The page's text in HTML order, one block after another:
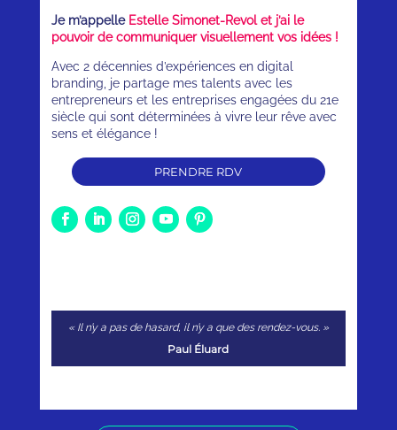
Je m’appelle Estelle Simonet-Revol et j’ai le
pouvoir de communiquer visuellement vos idées !
Avec 2 décennies d’expériences en digital
branding, je partage mes talents avec les
entrepreneurs et les entreprises engagées du 21e
siècle qui sont déterminées à vivre leur rêve avec
sens et élégance !
PRENDRE RDV
« Il n’y a pas de hasard, il n’y a que des rendez-vous. »
Paul Éluard